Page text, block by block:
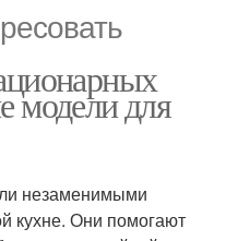
модели для
незаменимыми
кухне. Они помогают